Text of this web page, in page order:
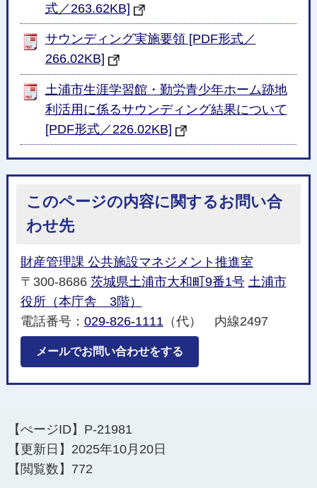
式／263.62KB]
サウンディング実施要領 [PDF形式／
266.02KB]
土浦市生涯学習館・勤労青少年ホーム跡地
利活用に係るサウンディング結果について
[PDF形式／226.02KB]
このページの内容に関するお問い合
わせ先
財産管理課 公共施設マネジメント推進室
〒300-8686 茨城県土浦市大和町9番1号 土浦市
役所（本庁舎 3階）
電話番号： 029-826-1111 （代） 内線2497
メールでお問い合わせをする
【ぺージID】 P-21981
【更新日】 2025年10月20日
【閲覧数】 772